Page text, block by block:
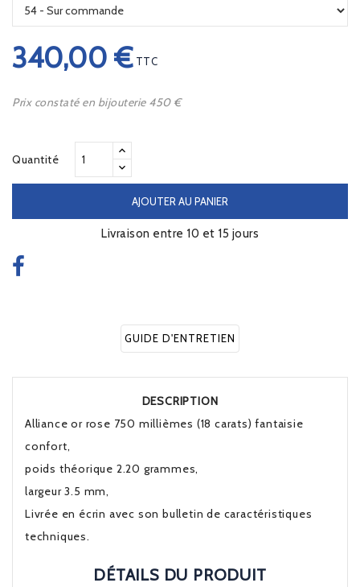
340,00 € TTC
Prix constaté en bijouterie 450 €
Quantité
AJOUTER AU PANIER
Livraison entre 10 et 15 jours
GUIDE D'ENTRETIEN
DESCRIPTION
Alliance or rose 750 millièmes (18 carats) fantaisie
confort,
poids théorique 2.20 grammes,
largeur 3.5 mm,
Livrée en écrin avec son bulletin de caractéristiques
techniques.
DÉTAILS DU PRODUIT